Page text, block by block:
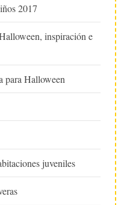
2017
inspiración e
para Halloween
juveniles